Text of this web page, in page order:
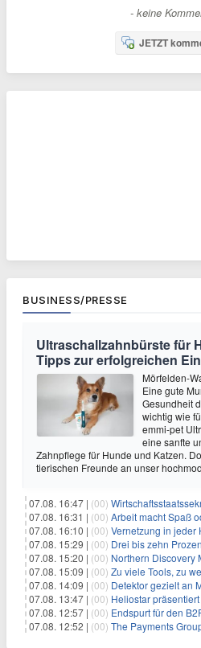
- keine
JETZT
BUSINESS/PRESSE
Ultraschallzahnbürste für
Tipps zur erfolgreichen
Mörfelden-
Eine gute
Gesundheit
wichtig wie
emmi-pet
eine sanfte
Zahnpflege für Hunde und Katzen.
tierischen Freunde an unser
07.08. 16:47 | (00) Wirtschaftsstaatssekretär Thomas
07.08. 16:31 | (00) Arbeit macht Spaß
07.08. 16:10 | (00) Vernetzung in jeder
07.08. 15:29 | (00) Drei bis zehn Prozent, so
07.08. 15:20 | (00) Northern Discovery Metals gibt die
07.08. 15:09 | (00) Zu viele Tools, zu wenig
07.08. 14:09 | (00) Detektor gezielt an
07.08. 13:47 | (00) Heliostar präsentiert Finanz- und Betriebsergebnis
07.08. 12:57 | (00) Endspurt für den B2Run
07.08. 12:52 | (00) The Payments Group Holding